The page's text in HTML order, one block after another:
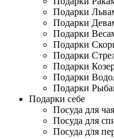
Подарки
Подарки
Подарки
Подарки
Подарки
Подарки
Подарки
Подарки
Подарки себе
Посуда для
Посуда для
Посуда для